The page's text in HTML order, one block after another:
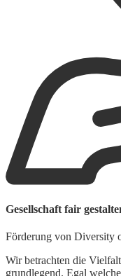
Gesellschaft fair
Förderung von Diversity
Wir betrachten die
grundlegend. Egal